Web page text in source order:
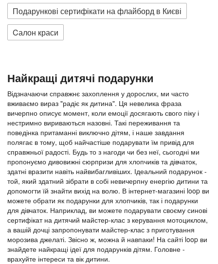
Подарункові сертифікати на флайборд в Києві
Cалон краси
Найкращі дитячі подарунки
Відзначаючи справжнє захоплення у дорослих, ми часто
вживаємо вираз "радіє як дитина". Ця невелика фраза
вичерпно описує момент, коли емоції досягають свого піку і
нестримно вириваються назовні. Такі переживання та
поведінка притаманні виключно дітям, і наше завдання
полягає в тому, щоб найчастіше подарувати їм привід для
справжньої радості. Будь то з нагоди чи без неї, сьогодні ми
пропонуємо дивовижні сюрпризи для хлопчиків та дівчаток,
здатні вразити навіть найвибагливіших. Ідеальний подарунок -
той, який здатний зібрати в собі невичерпну енергію дитини та
допомогти їй знайти вихід на волю. В інтернет-магазині loop ви
можете обрати як подарунки для хлопчиків, так і подарунки
для дівчаток. Наприклад, ви можете подарувати своєму синові
сертифікат на дитячий майстер-клас з керування мотоциклом,
а вашій дочці запропонувати майстер-клас з приготування
морозива джелаті. Звісно ж, можна й навпаки! На сайті loop ви
знайдете найкращі ідеї для подарунків дітям. Головне -
врахуйте інтереси та вік дитини.